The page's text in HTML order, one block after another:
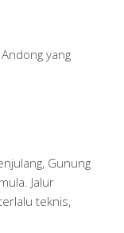
yang
Gunung
Jalur
teknis,